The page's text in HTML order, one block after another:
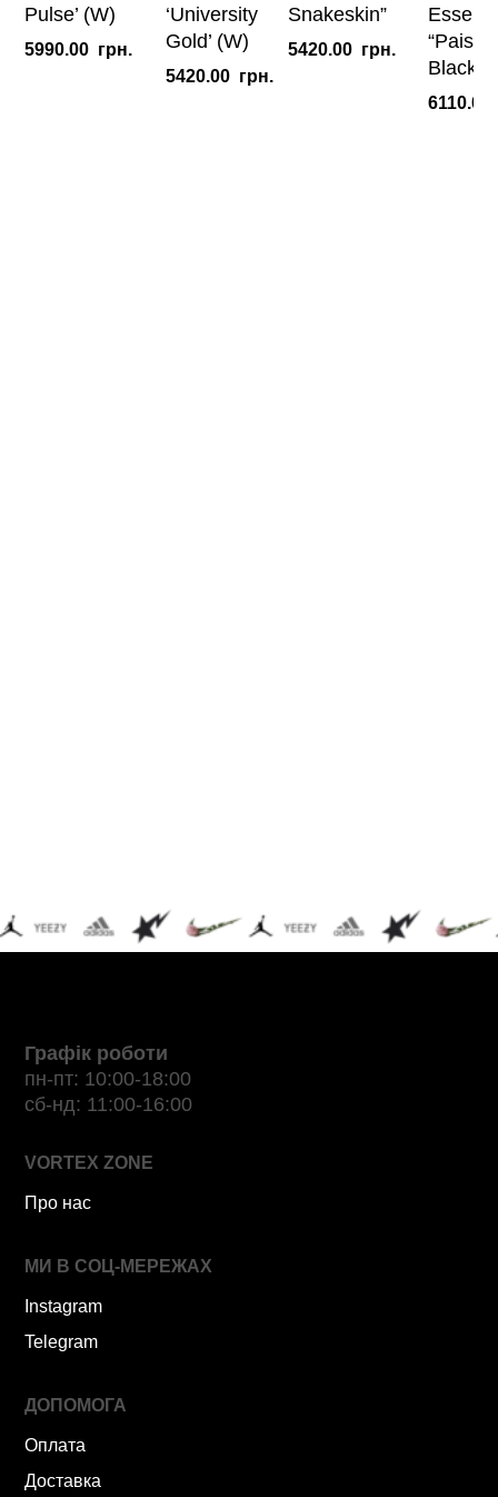
Pulse’ (W)
5990.00 грн.
‘University
Gold’ (W)
5420.00 грн.
Snakeskin”
5420.00 грн.
Black
6110.00
Графік роботи
пн-пт: 10:00-18:00
сб-нд: 11:00-16:00
VORTEX ZONE
Про нас
МИ В СОЦ-МЕРЕЖАХ
Instagram
Telegram
ДОПОМОГА
Оплата
Доставка